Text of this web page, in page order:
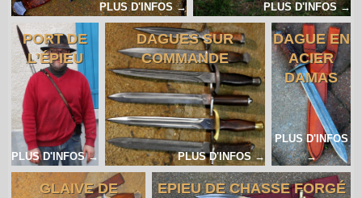
PLUS D'INFOS → PLUS D'INFOS →
PORT DE
L’ÉPIEU
PLUS D'INFOS →
DAGUES SUR
COMMANDE
PLUS D'INFOS →
DAGUE EN
ACIER
DAMAS
PLUS D'INFOS
→
GLAIVE DE
EPIEU DE CHASSE FORGÉ